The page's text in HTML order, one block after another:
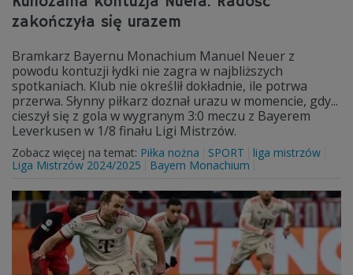
zakończyła się urazem
Bramkarz Bayernu Monachium Manuel Neuer z
powodu kontuzji łydki nie zagra w najbliższych
spotkaniach. Klub nie określił dokładnie, ile potrwa
przerwa. Słynny piłkarz doznał urazu w momencie, gdy...
cieszył się z gola w wygranym 3:0 meczu z Bayerem
Leverkusen w 1/8 finału Ligi Mistrzów.
Zobacz więcej na temat: Piłka nożna SPORT
liga mistrzów
Liga Mistrzów 2024/2025
Bayern Monachium